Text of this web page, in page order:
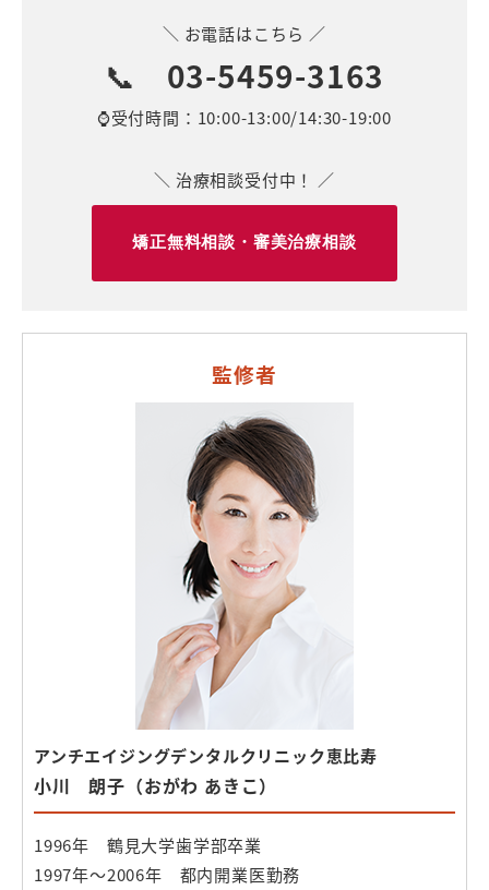
＼ お電話はこちら ／
📞 03-5459-3163
⌚受付時間：10:00-13:00/14:30-19:00
＼ 治療相談受付中！ ／
矯正無料相談・審美治療相談
監修者
アンチエイジングデンタルクリニック恵比寿
小川 朗子（おがわ あきこ）
1996年 鶴見大学歯学部卒業
1997年〜2006年 都内開業医勤務